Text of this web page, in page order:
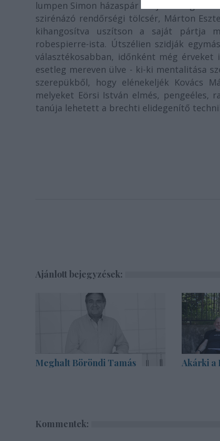
lumpen Simon házaspár szítja a
szirénázó rendőrségi tölcsér, Márton
kihangosítva uszítson a saját pártja
robespierre-ista. Útszélien szidják
választékosabban, időnként még érveket
esetleg mereven ülve - ki-ki mentalitása
szerepükből, hogy elénekeljék Kovács
melyeket Eörsi István elmés,
tanúja lehetett a brechti elidegenítő
Ajánlott bejegyzések:
Meghalt Böröndi Tamás Akárki a
Kommentek: